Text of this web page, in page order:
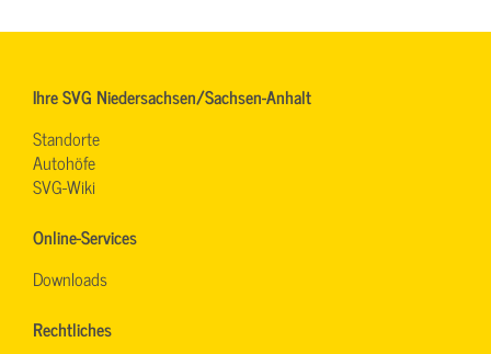
Ihre SVG Niedersachsen/Sachsen-Anhalt
Standorte
Autohöfe
SVG-Wiki
Online-Services
Downloads
Rechtliches